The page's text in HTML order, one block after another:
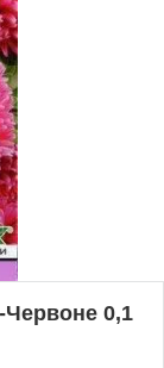
Червоне 0,1